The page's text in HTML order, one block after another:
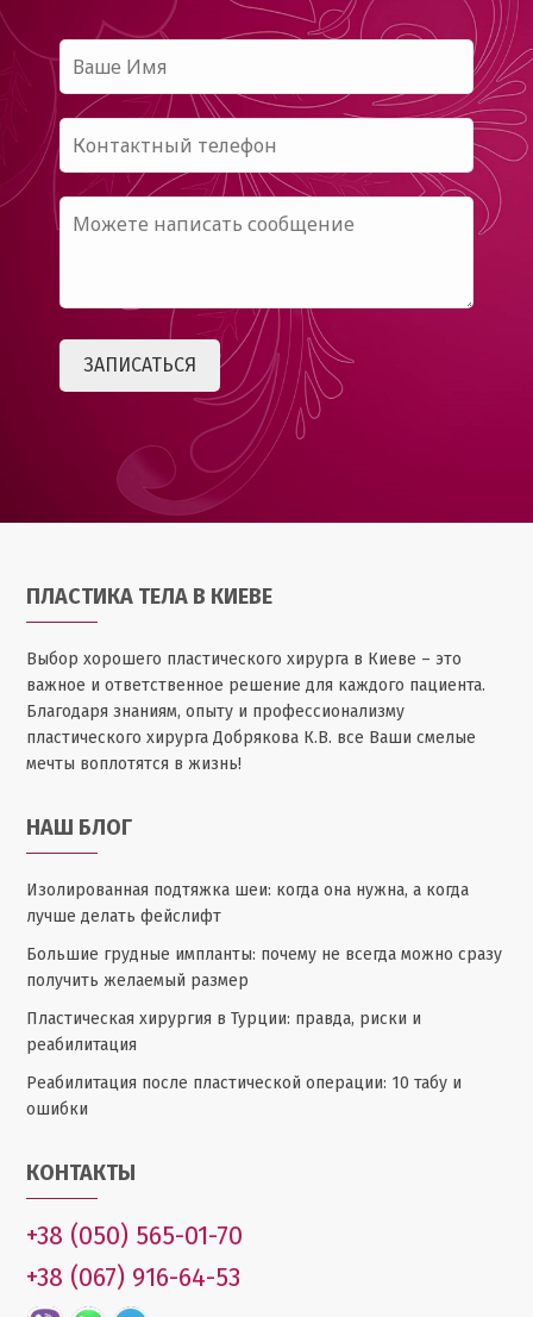
ПЛАСТИКА ТЕЛА В КИЕВЕ
Выбор хорошего пластического хирурга в Киеве – это
важное и ответственное решение для каждого пациента.
Благодаря знаниям, опыту и профессионализму
пластического хирурга Добрякова К.В. все Ваши смелые
мечты воплотятся в жизнь!
НАШ БЛОГ
Изолированная подтяжка шеи: когда она нужна, а когда
лучше делать фейслифт
Большие грудные импланты: почему не всегда можно сразу
получить желаемый размер
Пластическая хирургия в Турции: правда, риски и
реабилитация
Реабилитация после пластической операции: 10 табу и
ошибки
КОНТАКТЫ
+38 (050) 565-01-70
+38 (067) 916-64-53